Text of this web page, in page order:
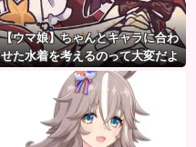
【ウマ娘】ちゃんとキャラに合わ
せた水着を考えるのって大変だよ
ね。